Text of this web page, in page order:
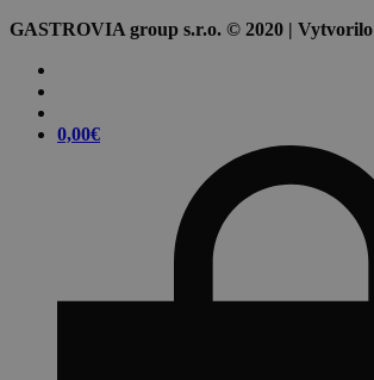
GASTROVIA group s.r.o. © 2020 | Vytvorilo
0,00€